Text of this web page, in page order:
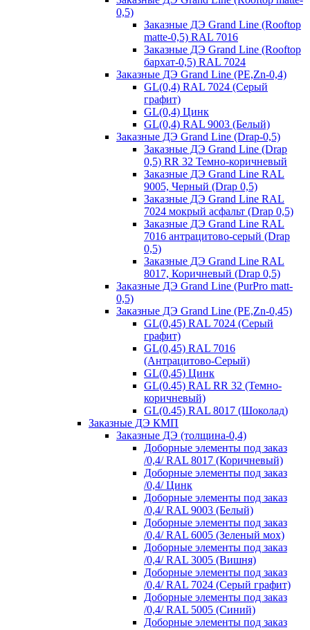
0,5)
Заказные ДЭ Grand Line (Rooftop
matte-0,5) RAL 7016
Заказные ДЭ Grand Line (Rooftop
бархат-0,5) RAL 7024
Заказные ДЭ Grand Line (PE,Zn-0,4)
GL(0,4) RAL 7024 (Серый
графит)
GL(0,4) Цинк
GL(0,4) RAL 9003 (Белый)
Заказные ДЭ Grand Line (Drap-0,5)
Заказные ДЭ Grand Line (Drap
0,5) RR 32 Темно-коричневый
Заказные ДЭ Grand Line RAL
9005, Черный (Drap 0,5)
Заказные ДЭ Grand Line RAL
7024 мокрый асфальт (Drap 0,5)
Заказные ДЭ Grand Line RAL
7016 антрацитово-серый (Drap
0,5)
Заказные ДЭ Grand Line RAL
8017, Коричневый (Drap 0,5)
Заказные ДЭ Grand Line (PurPro matt-
0,5)
Заказные ДЭ Grand Line (PE,Zn-0,45)
GL(0,45) RAL 7024 (Серый
графит)
GL(0,45) RAL 7016
(Антрацитово-Серый)
GL(0,45) Цинк
GL(0.45) RAL RR 32 (Темно-
коричневый)
GL(0.45) RAL 8017 (Шоколад)
Заказные ДЭ КМП
Заказные ДЭ (толщина-0,4)
Доборные элементы под заказ
/0,4/ RAL 8017 (Коричневый)
Доборные элементы под заказ
/0,4/ Цинк
Доборные элементы под заказ
/0,4/ RAL 9003 (Белый)
Доборные элементы под заказ
/0,4/ RAL 6005 (Зеленый мох)
Доборные элементы под заказ
/0,4/ RAL 3005 (Вишня)
Доборные элементы под заказ
/0,4/ RAL 7024 (Серый графит)
Доборные элементы под заказ
/0,4/ RAL 5005 (Синий)
Доборные элементы под заказ